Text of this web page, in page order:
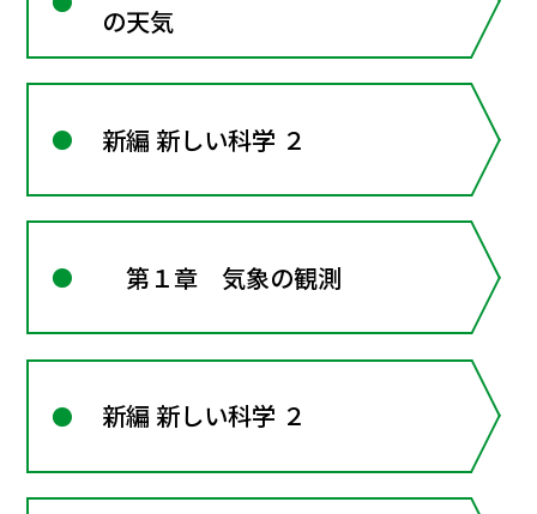
の天気
新編 新しい科学 ２
第１章 気象の観測
新編 新しい科学 ２